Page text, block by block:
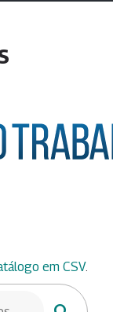
em CSV.
Buscar